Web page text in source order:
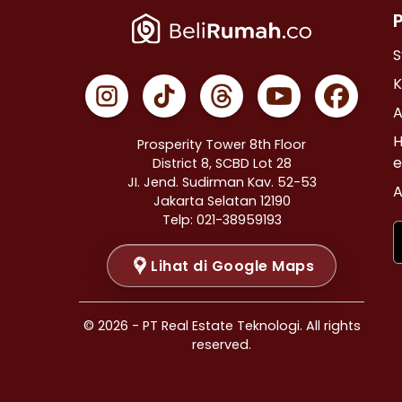
Properti Dijual di Johar Baru >
Properti Dijual di Menteng >
Properti Dijual di Tanah Abang >
Properti Dijual di Kramat >
Properti Dijual di Bendungan Hilir >
Properti Dijual di Jakarta Selatan >
Properti Dijual di Cilandak >
Properti Dijual di Gandaria Selatan >
Properti Dijual di Cipete Selatan >
Properti Dijual di Lenteng Agung >
Properti Dijual di Pondok Pinang >
Properti Dijual di Kebayoran Baru >
Properti Dijual di Mampang Prapatan >
Prosperity Tower 8th Floor
District 8, SCBD Lot 28
JI. Jend. Sudirman Kav. 52-53
Jakarta Selatan 12190
Telp: 021-38959193
Lihat di Google Maps
© 2026 - PT Real Estate Teknologi. All rights
reserved.